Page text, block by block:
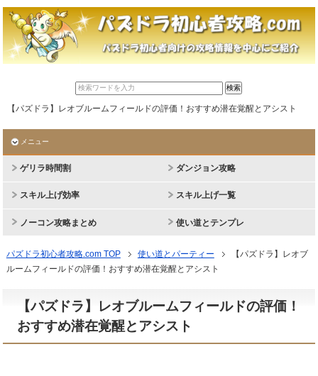
【パズドラ】レオブルームフィールドの評価！おすすめ潜在覚醒とアシスト
メニュー
ゲリラ時間割 ダンジョン攻略
スキル上げ効率 スキル上げ一覧
ノーコン攻略まとめ 使い道とテンプレ
パズドラ初心者攻略.com TOP 使い道とパーティー
【パズドラ】レオブ
ルームフィールドの評価！おすすめ潜在覚醒とアシスト
【パズドラ】レオブルームフィールドの評価！
おすすめ潜在覚醒とアシスト